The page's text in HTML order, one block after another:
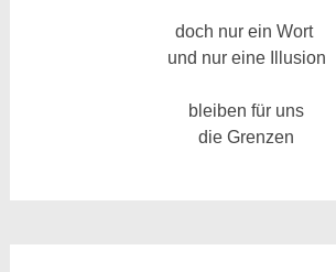
doch nur ein Wort
und nur eine Illusion
bleiben für uns
die Grenzen